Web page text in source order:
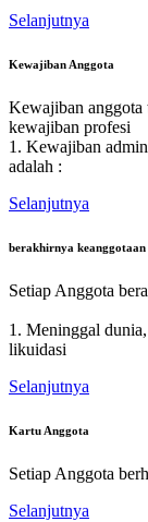
Selanjutnya
Kewajiban Anggota
Kewajiban anggota
kewajiban profesi
1. Kewajiban
adalah :
Selanjutnya
berakhirnya keanggotaan
Setiap Anggota
1. Meninggal
likuidasi
Selanjutnya
Kartu Anggota
Setiap Anggota
Selanjutnya